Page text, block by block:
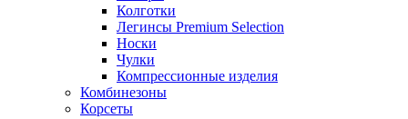
Колготки
Легинсы Premium Selection
Носки
Чулки
Компрессионные изделия
Комбинезоны
Корсеты